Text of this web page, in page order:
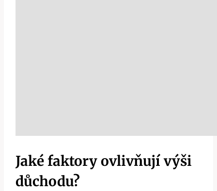
Jaké faktory ovlivňují výši
důchodu?